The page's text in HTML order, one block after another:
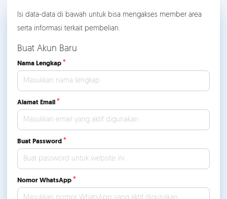
Isi data-data di bawah untuk bisa mengakses member area
serta informasi terkait pembelian.
Buat Akun Baru
Nama Lengkap
Alamat Email
Buat Password
Nomor WhatsApp